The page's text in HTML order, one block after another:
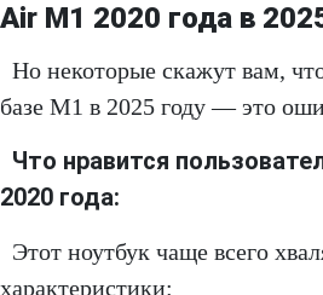
Air M1 2020 года в
Но некоторые скажут вам,
базе M1 в 2025 году — это
Что нравится
2020 года:
Этот ноутбук чаще всего
характеристики: